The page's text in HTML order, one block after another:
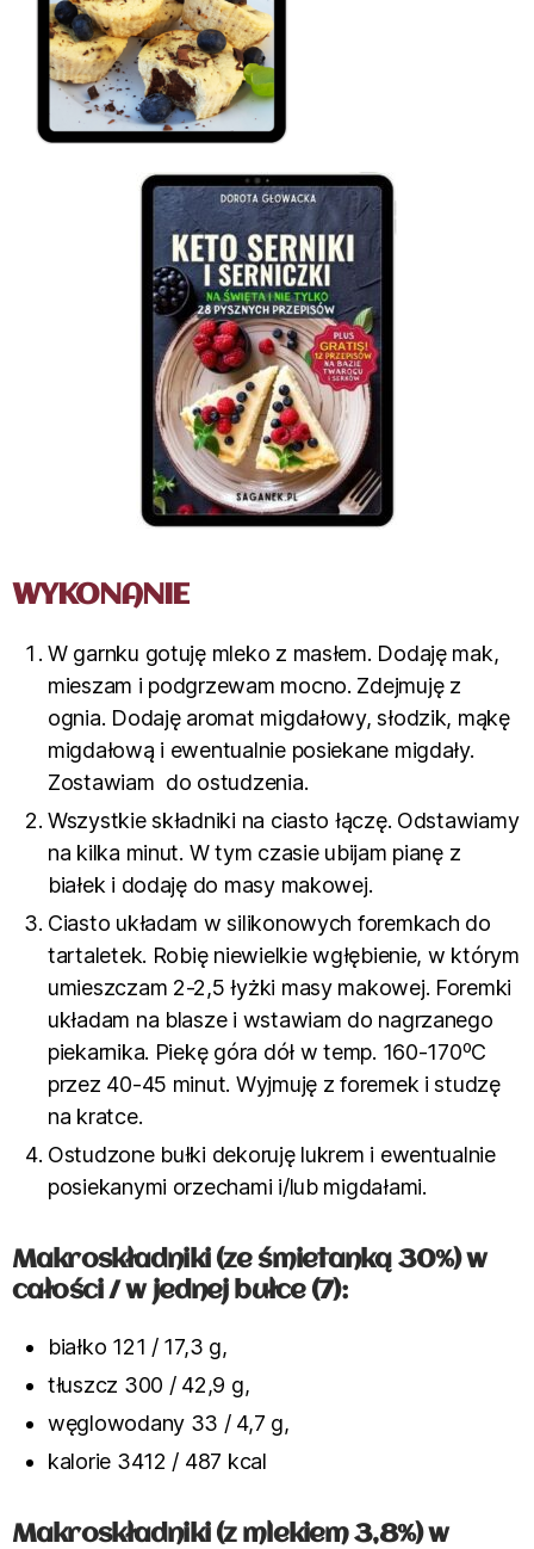
WYKONANIE
W garnku gotuję mleko z masłem. Dodaję mak,
mieszam i podgrzewam mocno. Zdejmuję z
ognia. Dodaję aromat migdałowy, słodzik, mąkę
migdałową i ewentualnie posiekane migdały.
Zostawiam do ostudzenia.
Wszystkie składniki na ciasto łączę. Odstawiamy
na kilka minut. W tym czasie ubijam pianę z
białek i dodaję do masy makowej.
Ciasto układam w silikonowych foremkach do
tartaletek. Robię niewielkie wgłębienie, w którym
umieszczam 2-2,5 łyżki masy makowej. Foremki
układam na blasze i wstawiam do nagrzanego
piekarnika. Piekę góra dół w temp. 160-170⁰C
przez 40-45 minut. Wyjmuję z foremek i studzę
na kratce.
Ostudzone bułki dekoruję lukrem i ewentualnie
posiekanymi orzechami i/lub migdałami.
Makroskładniki (ze śmietanką 30%) w
całości / w jednej bułce (7):
białko 121 / 17,3 g,
tłuszcz 300 / 42,9 g,
węglowodany 33 / 4,7 g,
kalorie 3412 / 487 kcal
Makroskładniki (z mlekiem 3,8%) w